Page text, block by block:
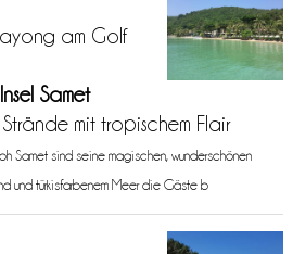
am Golf
Samet
mit tropischem Flair
Samet sind seine magischen, wunderschönen
und türkisfarbenem Meer die Gäste b